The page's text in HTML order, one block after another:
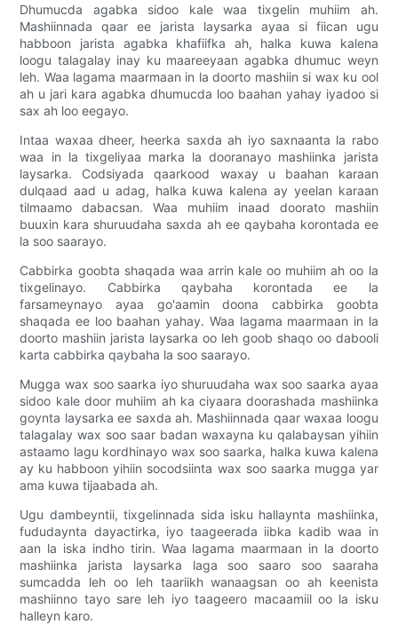
Dhumucda agabka sidoo kale waa tixgelin muhiim ah.
Mashiinnada qaar ee jarista laysarka ayaa si fiican ugu
habboon jarista agabka khafiifka ah, halka kuwa kalena
loogu talagalay inay ku maareeyaan agabka dhumuc weyn
leh. Waa lagama maarmaan in la doorto mashiin si wax ku ool
ah u jari kara agabka dhumucda loo baahan yahay iyadoo si
sax ah loo eegayo.
Intaa waxaa dheer, heerka saxda ah iyo saxnaanta la rabo
waa in la tixgeliyaa marka la dooranayo mashiinka jarista
laysarka. Codsiyada qaarkood waxay u baahan karaan
dulqaad aad u adag, halka kuwa kalena ay yeelan karaan
tilmaamo dabacsan. Waa muhiim inaad doorato mashiin
buuxin kara shuruudaha saxda ah ee qaybaha korontada ee
la soo saarayo.
Cabbirka goobta shaqada waa arrin kale oo muhiim ah oo la
tixgelinayo. Cabbirka qaybaha korontada ee la
farsameynayo ayaa go'aamin doona cabbirka goobta
shaqada ee loo baahan yahay. Waa lagama maarmaan in la
doorto mashiin jarista laysarka oo leh goob shaqo oo dabooli
karta cabbirka qaybaha la soo saarayo.
Mugga wax soo saarka iyo shuruudaha wax soo saarka ayaa
sidoo kale door muhiim ah ka ciyaara doorashada mashiinka
goynta laysarka ee saxda ah. Mashiinnada qaar waxaa loogu
talagalay wax soo saar badan waxayna ku qalabaysan yihiin
astaamo lagu kordhinayo wax soo saarka, halka kuwa kalena
ay ku habboon yihiin socodsiinta wax soo saarka mugga yar
ama kuwa tijaabada ah.
Ugu dambeyntii, tixgelinnada sida isku hallaynta mashiinka,
fududaynta dayactirka, iyo taageerada iibka kadib waa in
aan la iska indho tirin. Waa lagama maarmaan in la doorto
mashiinka jarista laysarka laga soo saaro soo saaraha
sumcadda leh oo leh taariikh wanaagsan oo ah keenista
mashiinno tayo sare leh iyo taageero macaamiil oo la isku
halleyn karo.